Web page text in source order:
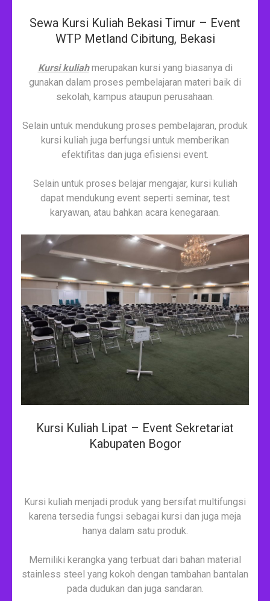
Sewa Kursi Kuliah Bekasi Timur – Event
WTP Metland Cibitung, Bekasi
Kursi kuliahmerupakan kursi yang biasanya di
gunakan dalam proses pembelajaran materi baik di
sekolah, kampus ataupun perusahaan.
Selain untuk mendukung proses pembelajaran, produk
kursi kuliah juga berfungsi untuk memberikan
efektifitas dan juga efisiensi event.
Selain untuk proses belajar mengajar, kursi kuliah
dapat mendukung event seperti seminar, test
karyawan, atau bahkan acara kenegaraan.
Kursi Kuliah Lipat – Event Sekretariat
Kabupaten Bogor
Kursi kuliah menjadi produk yang bersifat multifungsi
karena tersedia fungsi sebagai kursi dan juga meja
hanya dalam satu produk.
Memiliki kerangka yang terbuat dari bahan material
stainless steel yang kokoh dengan tambahan bantalan
pada dudukan dan juga sandaran.